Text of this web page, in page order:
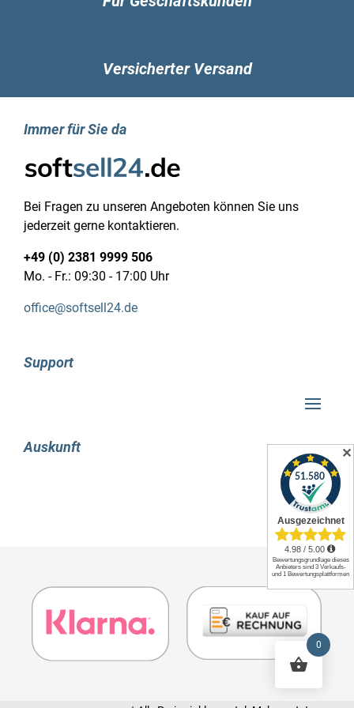
Funktionen und Vorteilen zu profitieren. Mit
möglich.
Hole dir einen preiswerten Windows
Hyper-V
ohne Probleme einer bereits vorhandenen
Domäne beitritt, was die Verwendung des
Serverbetriebssystems in Filialen und
Essentials besteht die Möglichkeit, virtuelle
zum Beispiel das Hinzufügen von NICs und
RAM im laufenden Betrieb sowie eine höhere
Skalierbarkeit. Durch die Integration von Azure
Unternehmen ihre Daten sichern und vor Verlust
Integration einzelner Computer in das Netzwerk.
Anforderungen für die Installation von
Windows Server 2016 Essentials auf Ihrem
System
Versicherter Versand
Immer für Sie da
Bei Fragen zu unseren Angeboten können Sie uns
jederzeit gerne kontaktieren.
+49 (0) 2381 9999 506
Mo. - Fr.: 09:30 - 17:00 Uhr
office@softsell24.de
Support
Auskunft
0
✕